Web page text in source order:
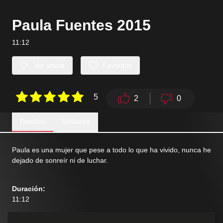
Paula Fuentes 2015
11:12
5 2 0
Paula es una mujer que pese a todo lo que ha vivido, nunca he
dejado de sonreír ni de luchar.
Duración:
11:12